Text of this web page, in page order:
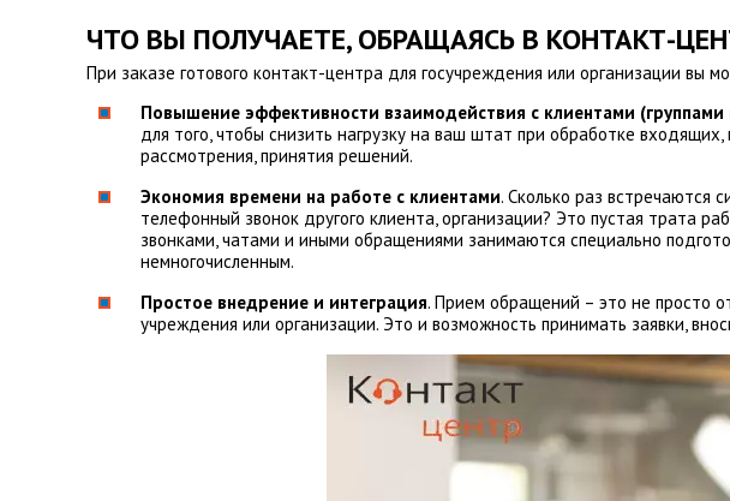
ЧТО ВЫ ПОЛУЧАЕТЕ, ОБРАЩАЯСЬ В КОНТАКТ-
При заказе готового контакт-центра для госучреждения или организации вы
Повышение эффективности взаимодействия с клиентами (группами
для того, чтобы снизить нагрузку на ваш штат при обработке
рассмотрения, принятия решений.
Экономия времени на работе с клиентами. Сколько раз встречаются
телефонный звонок другого клиента, организации? Это пустая трата
звонками, чатами и иными обращениями занимаются специально
немногочисленным.
Простое внедрение и интеграция. Прием обращений – это не просто
учреждения или организации. Это и возможность принимать заявки,